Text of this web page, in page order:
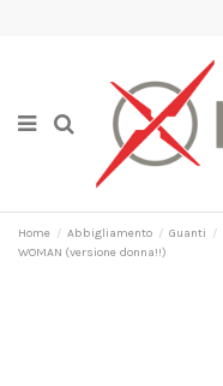
Home Abbigliamento Guanti
WOMAN (versione donna!!)